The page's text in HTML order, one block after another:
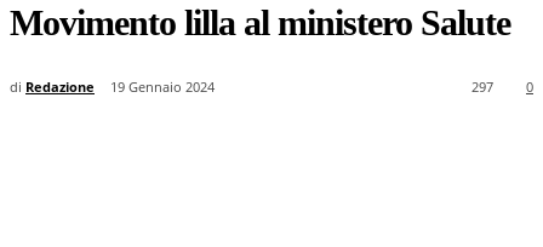
Movimento lilla al ministero Salute
di Redazione 19 Gennaio 2024 0
297